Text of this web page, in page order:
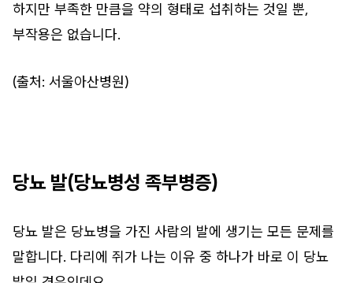
하지만 부족한 만큼을 약의 형태로 섭취하는 것일 뿐,
부작용은 없습니다.
(출처: 서울아산병원)
당뇨 발(당뇨병성 족부병증)
당뇨 발은 당뇨병을 가진 사람의 발에 생기는 모든 문제를
말합니다. 다리에 쥐가 나는 이유 중 하나가 바로 이 당뇨